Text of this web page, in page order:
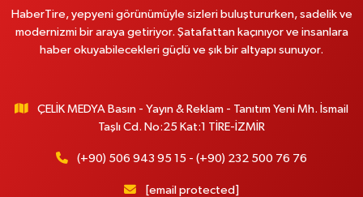
HaberTire, yepyeni görünümüyle sizleri buluştururken, sadelik ve
modernizmi bir araya getiriyor. Şatafattan kaçınıyor ve insanlara
haber okuyabilecekleri güçlü ve şık bir altyapı sunuyor.
ÇELİK MEDYA Basın - Yayın & Reklam - Tanıtım Yeni Mh. İsmail
Taşlı Cd. No:25 Kat:1 TİRE-İZMİR
(+90) 506 943 95 15 - (+90) 232 500 76 76
[email protected]